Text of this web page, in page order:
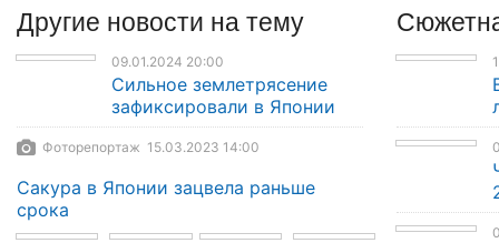
Другие новости на тему
09.01.2024 20:00
Сильное землетрясение
зафиксировали в Японии
Фоторепортаж 15.03.2023 14:00
Сакура в Японии зацвела раньше
срока